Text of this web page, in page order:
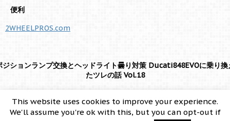
便利
2WHEELPROS.com
ジションランプ交換とヘッドライト曇り対策 Ducati848EVOに乗り換
たツレの話 Vol.18
This website uses cookies to improve your experience.
We'll assume you're ok with this, but you can opt-out if